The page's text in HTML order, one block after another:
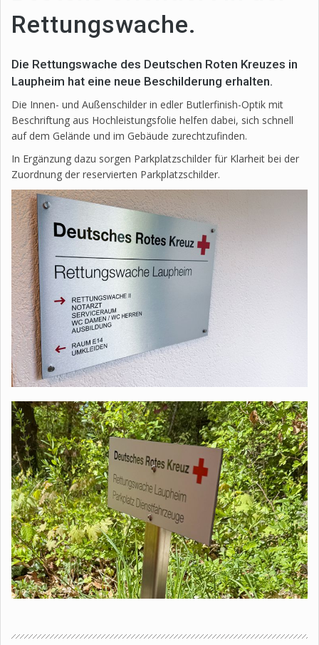
Rettungswache.
Die Rettungswache des Deutschen Roten Kreuzes in
Laupheim hat eine neue Beschilderung erhalten.
Die Innen- und Außenschilder in edler Butlerfinish-Optik mit
Beschriftung aus Hochleistungsfolie helfen dabei, sich schnell
auf dem Gelände und im Gebäude zurechtzufinden.
In Ergänzung dazu sorgen Parkplatzschilder für Klarheit bei der
Zuordnung der reservierten Parkplatzschilder.